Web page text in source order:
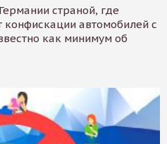
страной, где
автомобилей с
как минимум об